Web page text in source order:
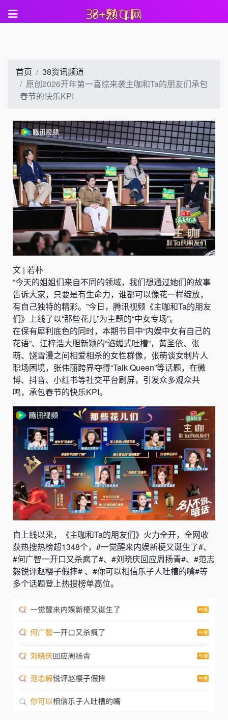
首页
38资讯频道
原创2026开年第一喜综来袭主咖和Ta的朋友们承包
春节的快乐KPI
文 | 若朴
“今天的姐姐们来自不同的领域，我们想通过她们的故事
告诉大家，只要是有生命力，谁都可以像花一样绽放，
有自己独特的精彩。”今日，腾讯视频《主咖和Ta的朋友
们》上线了以“那些花儿”为主题的“中女专场”。
在保有犀利底色的同时，本期节目中“内娱中女有自己的
花语”、江梓浩大胆新颖的“谄媚式吐槽”，黄圣依、张
萌、饶雪漫之间相爱相杀的女性群像，张萌谈女制片人
职场困境，张伟丽跨界夺得“Talk Queen”等话题，在微
博、抖音、小红书等社交平台刷屏，引发众多观众共
鸣，承包春节的快乐KPI。
自上线以来，《主咖和Ta的朋友们》火力全开，全网收
获热搜热榜超1348个，#一觉醒来内娱新梗又诞生了#、
#何广智一开口又杀疯了#、#刘晓庆回应周扬青#、#范志
毅锐评赵樱子假摔# 、#你可以相信乐子人吐槽的嘴#等
多个话题登上热搜榜单高位。